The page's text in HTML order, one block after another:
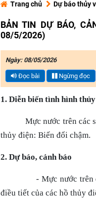
Trang chủ Dự báo thủy
BẢN TIN DỰ BÁO,
08/5/2026)
Ngày: 08/05/2026
Đọc bài Ngừng đọc
1. Diễn biến tình hình
Mực nước trên các
thủy điện: Biến đổi chậm.
2. Dự báo, cảnh báo
- Mực nước trên
điều tiết của các hồ thủy